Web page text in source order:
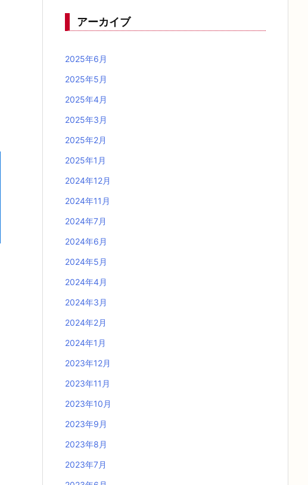
アーカイブ
2025年6月
2025年5月
2025年4月
2025年3月
2025年2月
2025年1月
2024年12月
2024年11月
2024年7月
2024年6月
2024年5月
2024年4月
2024年3月
2024年2月
2024年1月
2023年12月
2023年11月
2023年10月
2023年9月
2023年8月
2023年7月